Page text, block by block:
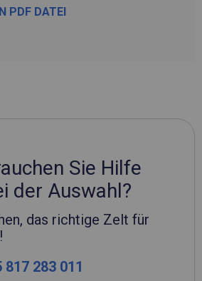
PDF DATEI
Sie Hilfe
der Auswahl?
das richtige Zelt für
817 283 011